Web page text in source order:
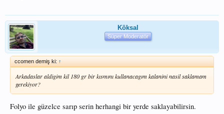
Köksal
Süper Moderatör
ccomen demiş ki: ↑
Arkadaslar aldigim kil 180 gr bir kısmını kullanacagım kalanini nasil saklamam
gerekiyor?
Folyo ile güzelce sarıp serin herhangi bir yerde saklayabilirsin.